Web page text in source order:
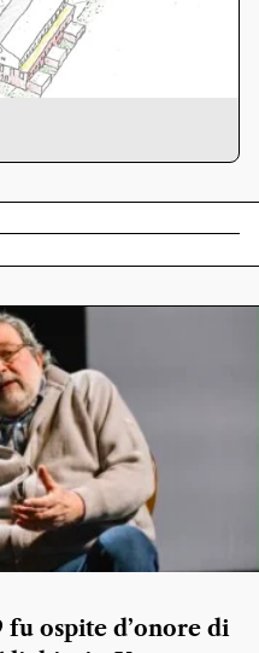
ospite d’onore di